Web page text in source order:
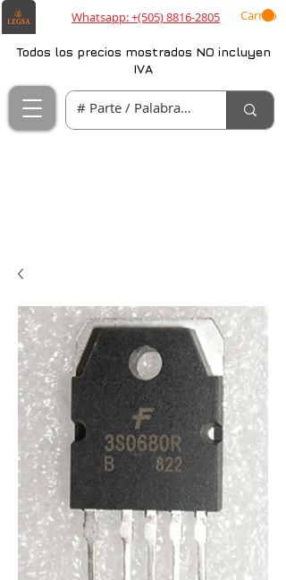
Whatsapp: +(505) 8816-2805 Carrito
Todos los precios mostrados NO incluyen
IVA